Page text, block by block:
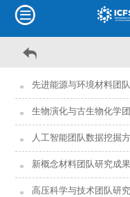
先进能源与环境材料团队研究成果在
生物演化与古生物化学团队研究
人工智能团队数据挖掘
新概念材料团队研究成果在Nat.
高压科学与技术团队研究成果在